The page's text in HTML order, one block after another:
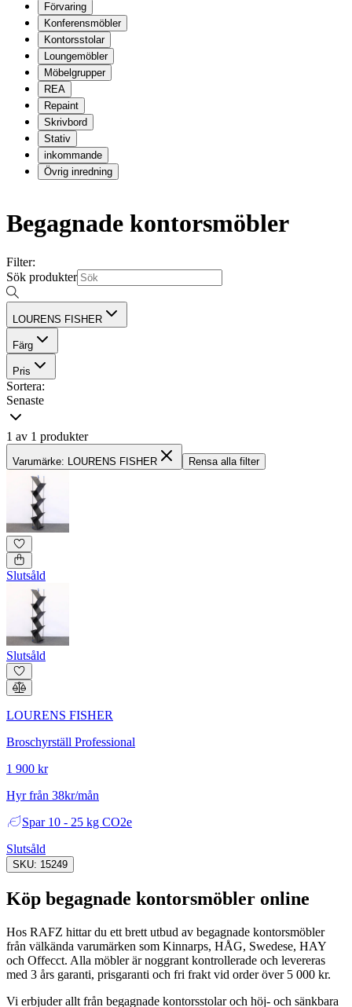
Förvaring
Konferensmöbler
Kontorsstolar
Loungemöbler
Möbelgrupper
REA
Repaint
Skrivbord
Stativ
inkommande
Övrig inredning
Begagnade kontorsmöbler
Filter:
Sök produkter
LOURENS FISHER
Färg
Pris
Sortera:
Senaste
1 av 1 produkter
Varumärke: LOURENS FISHER Rensa alla filter
Slutsåld
Slutsåld
LOURENS FISHER
Broschyrställ Professional
1 900 kr
Hyr från 38kr/mån
Spar 10 - 25 kg CO2e
Slutsåld
SKU: 15249
Köp begagnade kontorsmöbler online
Hos RAFZ hittar du ett brett utbud av begagnade kontorsmöbler
från välkända varumärken som Kinnarps, HÅG, Swedese, HAY
och Offecct. Alla möbler är noggrant kontrollerade och levereras
med 3 års garanti, prisgaranti och fri frakt vid order över 5 000 kr.
Vi erbjuder allt från begagnade kontorsstolar och höj- och sänkbara